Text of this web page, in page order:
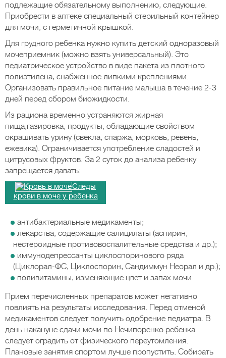
подлежащие обязательному выполнению, следующие.
Приобрести в аптеке специальный стерильный контейнер
для мочи, с герметичной крышкой.
Для грудного ребенка нужно купить детский одноразовый
мочеприемник (можно взять универсальный). Это
педиатрическое устройство в виде пакета из плотного
полиэтилена, снабженное липкими креплениями.
Организовать правильное питание малыша в течение 2-3
дней перед сбором биожидкости.
Из рациона временно устраняются жирная
пища,газировка, продукты, обладающие свойством
окрашивать урину (свекла, спаржа, морковь, ревень,
ежевика). Ограничивается употребление сладостей и
цитрусовых фруктов. За 2 суток до анализа ребенку
запрещается давать:
Следы
крови в моче у ребенка
антибактериальные медикаменты;
лекарства, содержащие салицилаты (аспирин,
нестероидные противовоспалительные средства и др.);
иммунодепрессанты циклоспоринового ряда
(Циклорал-ФС, Циклоспорин, Сандиммун Неорал и др.);
поливитамины, изменяющие цвет и запах мочи.
Прием перечисленных препаратов может негативно
повлиять на результаты исследования. Перед отменой
медикаментов следует получить одобрение педиатра. В
день накануне сдачи мочи по Нечипоренко ребенка
следует оградить от физического переутомления.
Плановые занятия спортом лучше пропустить. Собирать